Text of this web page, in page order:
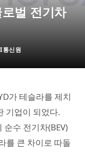
벌 전기차
통신원
가 테슬라를 제치
기업이 되었다.
수 전기차(BEV)
를 큰 차이로 따돌